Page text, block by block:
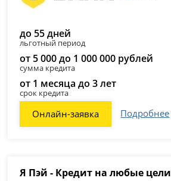
до 55 дней
льготный период
от 5 000 до 1 000 000 рублей
сумма кредита
от 1 месяца до 3 лет
срок кредита
Онлайн-заявка Подробнее
Я Пэй - Кредит на любые цели